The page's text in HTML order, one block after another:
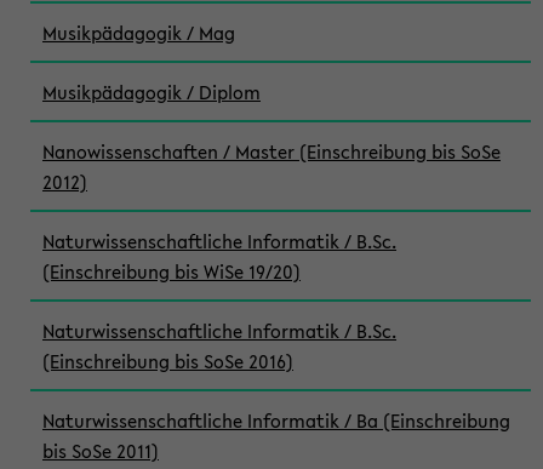
Musikpädagogik / Mag
Musikpädagogik / Diplom
Nanowissenschaften / Master (Einschreibung bis SoSe
2012)
Naturwissenschaftliche Informatik / B.Sc.
(Einschreibung bis WiSe 19/20)
Naturwissenschaftliche Informatik / B.Sc.
(Einschreibung bis SoSe 2016)
Naturwissenschaftliche Informatik / Ba (Einschreibung
bis SoSe 2011)